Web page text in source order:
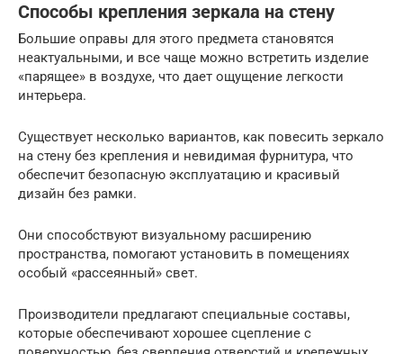
Способы крепления зеркала на стену
Большие оправы для этого предмета становятся
неактуальными, и все чаще можно встретить изделие
«парящее» в воздухе, что дает ощущение легкости
интерьера.
Существует несколько вариантов, как повесить зеркало
на стену без крепления и невидимая фурнитура, что
обеспечит безопасную эксплуатацию и красивый
дизайн без рамки.
Они способствуют визуальному расширению
пространства, помогают установить в помещениях
особый «рассеянный» свет.
Производители предлагают специальные составы,
которые обеспечивают хорошее сцепление с